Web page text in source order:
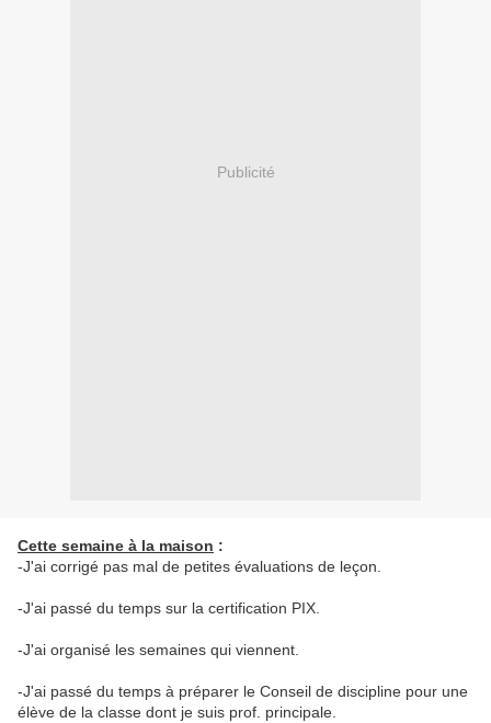
Publicité
Cette semaine à la maison :
-J'ai corrigé pas mal de petites évaluations de leçon.
-J'ai passé du temps sur la certification PIX.
-J'ai organisé les semaines qui viennent.
-J'ai passé du temps à préparer le Conseil de discipline pour une
élève de la classe dont je suis prof. principale.